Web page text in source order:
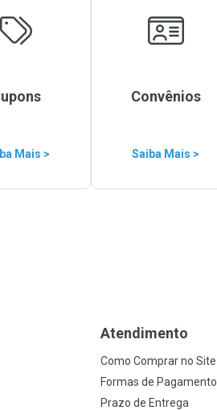
Mais >
Convênios
Saiba Mais >
Atendimento
Como Comprar no Site
Formas de Pagamento
Prazo de Entrega